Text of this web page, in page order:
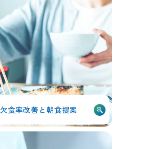
欠食率改善と朝食提案